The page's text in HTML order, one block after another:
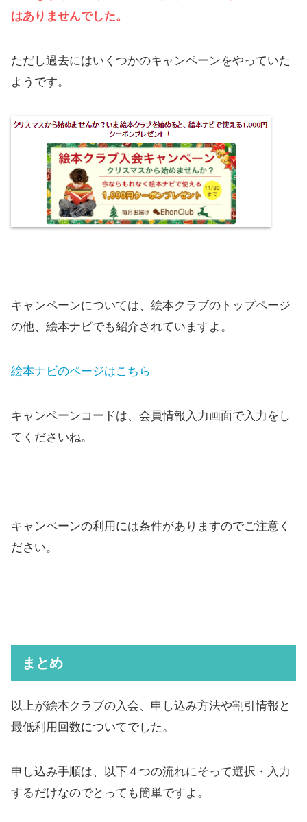
はありませんでした。
ただし過去にはいくつかのキャンペーンをやっていた
ようです。
キャンペーンについては、絵本クラブのトップページ
の他、絵本ナビでも紹介されていますよ。
絵本ナビのページはこちら
キャンペーンコードは、会員情報入力画面で入力をし
てくださいね。
キャンペーンの利用には条件がありますのでご注意く
ださい。
まとめ
以上が​絵本クラブの入会、申し込み方法や割引情報と
最低利用回数についてでした。
申し込み手順は、以下４つの流れにそって選択・入力
するだけなのでとっても簡単ですよ。